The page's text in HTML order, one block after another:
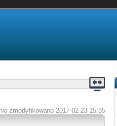
zmodyfikowano 2017-02-23 15:35